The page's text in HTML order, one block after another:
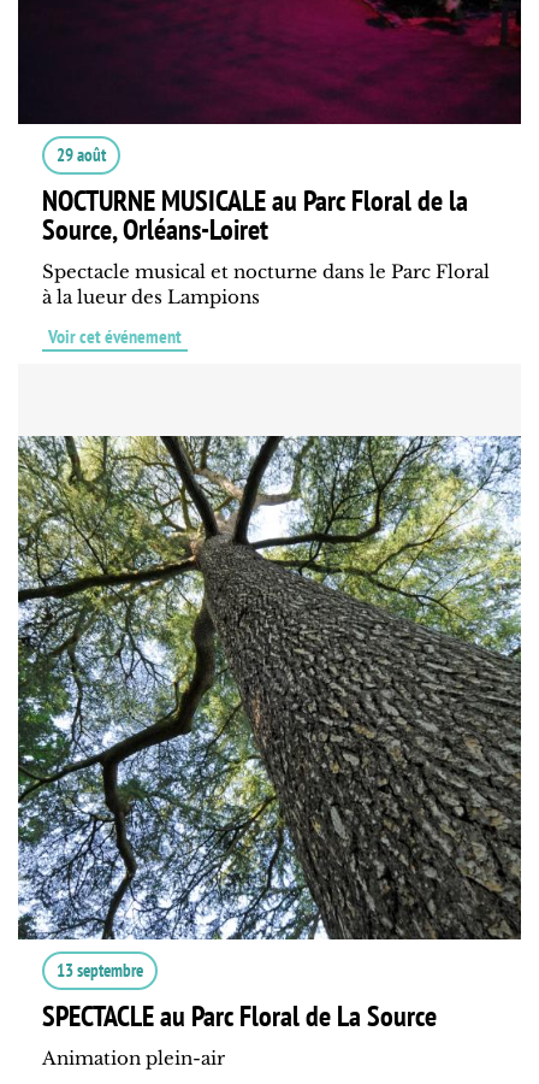
29 août
NOCTURNE MUSICALE au Parc Floral de la
Source, Orléans-Loiret
Spectacle musical et nocturne dans le Parc Floral
à la lueur des Lampions
Voir cet événement
13 septembre
SPECTACLE au Parc Floral de La Source
Animation plein-air